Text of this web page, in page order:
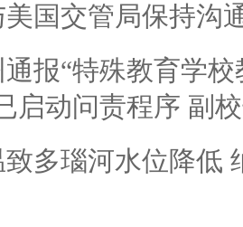
美国交管局保持沟
通报“特殊教育学
启动问责程序 副
多瑙河水位降低